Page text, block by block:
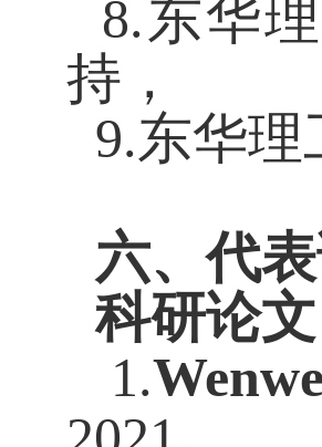
8.东华
持，
9.东华
六、代
科研论文
1.